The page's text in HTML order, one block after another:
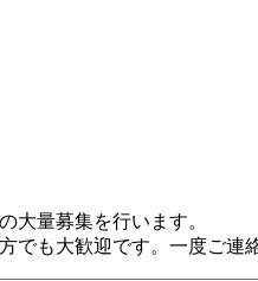
大量募集を行います。
でも大歓迎です。一度ご連